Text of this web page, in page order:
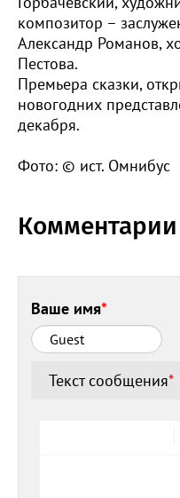
композитор –
Александр Романов,
Пестова.
Премьера сказки,
новогодних
декабря.
Фото: © ист. Омнибус
Комментарии
Ваше имя*
Текст сообщения*